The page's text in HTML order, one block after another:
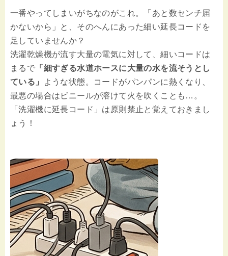
一番やってしまいがちなのがこれ。「あと数センチ届
かないから」と、そのへんにあった細い延長コードを
足していませんか？
洗濯乾燥機が流す大量の電気に対して、細いコードは
まるで 「細すぎる水道ホースに大量の水を流そうとし
ている」
ような状態。コードがパンパンに熱くなり、
最悪の場合はビニールが溶けて火を吹くことも…。
「洗濯機に延長コード」は原則禁止と覚えておきまし
ょう！